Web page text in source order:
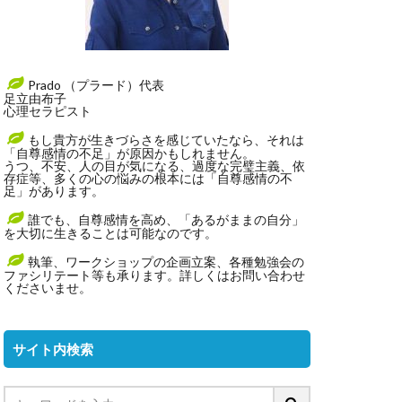
Prado （プラード）代表
足立由布子
心理セラピスト
もし貴方が生きづらさを感じていたなら、それは
「自尊感情の不足」が原因かもしれません。
うつ、不安、人の目が気になる、過度な完璧主義、依
存症等、多くの心の悩みの根本には「自尊感情の不
足」があります。
誰でも、自尊感情を高め、「あるがままの自分」
を大切に生きることは可能なのです。
執筆、ワークショップの企画立案、各種勉強会の
ファシリテート等も承ります。詳しくはお問い合わせ
くださいませ。
サイト内検索